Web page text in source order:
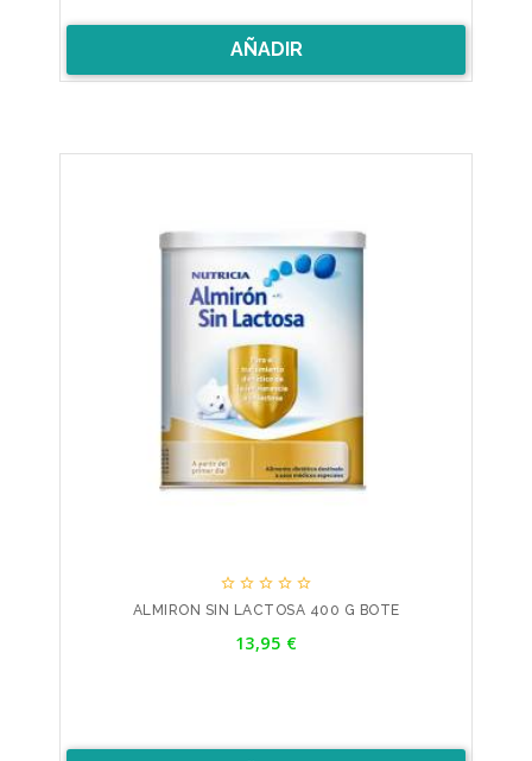
AÑADIR
    
ALMIRON SIN LACTOSA 400 G BOTE
13,95 €